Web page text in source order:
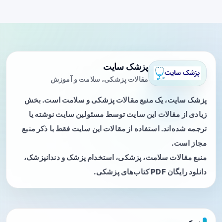
پزشک سایت
مقالات پزشکی، سلامت و آموزش
پزشک سایت، یک منبع مقالات پزشکی و سلامت است. بخش
زیادی از مقالات این سایت توسط مسئولین سایت نوشته یا
ترجمه شده‌اند. استفاده از مقالات این سایت فقط با ذکر منبع
مجاز است.
منبع مقالات سلامت، پزشکی، استخدام پزشک و دندانپزشک،
دانلود رایگان PDF کتاب‌های پزشکی.